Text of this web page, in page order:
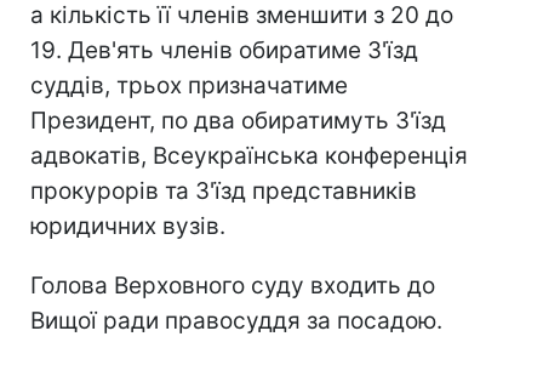
а кількість її членів зменшити з 20 до
19. Дев'ять членів обиратиме З'їзд
суддів, трьох призначатиме
Президент, по два обиратимуть З'їзд
адвокатів, Всеукраїнська конференція
прокурорів та З'їзд представників
юридичних вузів.
Голова Верховного суду входить до
Вищої ради правосуддя за посадою.